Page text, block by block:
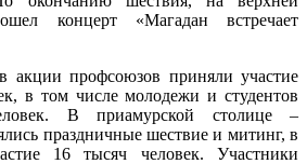
концерт «Магадан встречает
акции профсоюзов приняли участие
в том числе молодежи и студентов
В приамурской столице –
праздничные шествие и митинг, в
16 тысяч человек. Участники